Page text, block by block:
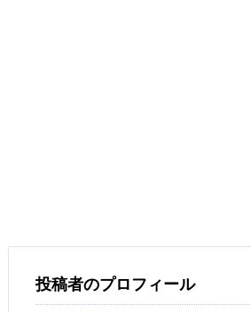
投稿者のプロフィール